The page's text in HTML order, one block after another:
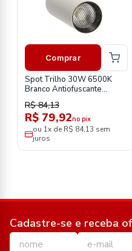
Comprar
Spot Trilho 30W 6500K
Branco Antiofuscante
Stb303562
R$ 84,13
R$ 79,92no pix
ou 1x de R$ 84,13 sem
juros
Cadastre-se e receba